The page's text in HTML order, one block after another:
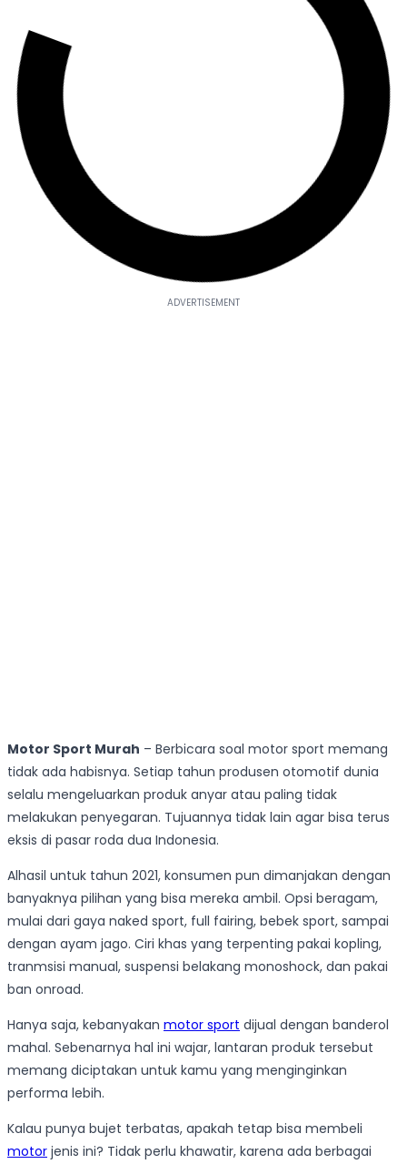
Motor Sport Murah – Berbicara soal motor sport memang
tidak ada habisnya. Setiap tahun produsen otomotif dunia
selalu mengeluarkan produk anyar atau paling tidak
melakukan penyegaran. Tujuannya tidak lain agar bisa terus
eksis di pasar roda dua Indonesia.
Alhasil untuk tahun 2021, konsumen pun dimanjakan dengan
banyaknya pilihan yang bisa mereka ambil. Opsi beragam,
mulai dari gaya naked sport, full fairing, bebek sport, sampai
dengan ayam jago. Ciri khas yang terpenting pakai kopling,
tranmsisi manual, suspensi belakang monoshock, dan pakai
ban onroad.
Hanya saja, kebanyakan motor sport dijual dengan banderol
mahal. Sebenarnya hal ini wajar, lantaran produk tersebut
memang diciptakan untuk kamu yang menginginkan
performa lebih.
Kalau punya bujet terbatas, apakah tetap bisa membeli
motor jenis ini? Tidak perlu khawatir, karena ada berbagai